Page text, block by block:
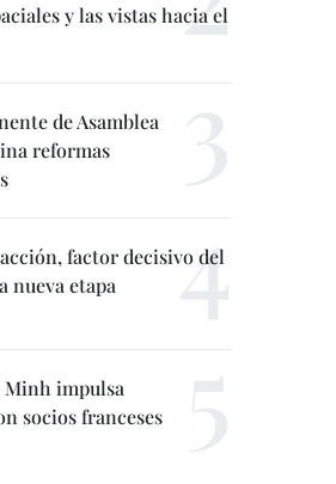
y las vistas hacia el
de Asamblea
reformas
factor decisivo del
nueva etapa
Minh impulsa
socios franceses